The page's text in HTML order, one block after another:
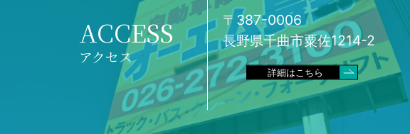
ACCESS
アクセス
〒387-0006
長野県千曲市粟佐1214-2
詳細はこちら